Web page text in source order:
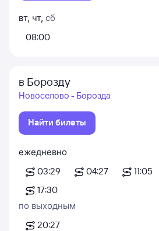
вт, чт, сб
08:00
в Борозду
Новоселово - Борозда
Найти билеты
ежедневно
03:29
04:27 11:05
17:30
по выходным
20:27